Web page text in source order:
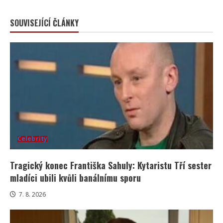
SOUVISEJÍCÍ ČLÁNKY
Celebrity
Tragický konec Františka Sahuly: Kytaristu Tří sester
mladíci ubili kvůli banálnímu sporu
7. 8. 2026